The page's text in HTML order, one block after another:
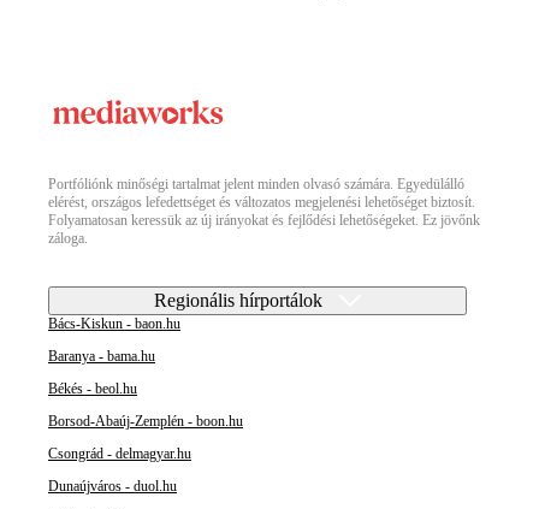
Portfóliónk minőségi tartalmat jelent minden olvasó számára. Egyedülálló
elérést, országos lefedettséget és változatos megjelenési lehetőséget biztosít.
Folyamatosan keressük az új irányokat és fejlődési lehetőségeket. Ez jövőnk
záloga.
Regionális hírportálok
Bács-Kiskun - baon.hu
Baranya - bama.hu
Békés - beol.hu
Borsod-Abaúj-Zemplén - boon.hu
Csongrád - delmagyar.hu
Dunaújváros - duol.hu